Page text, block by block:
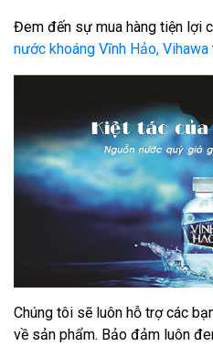
Đem đến sự mua hàng tiện lợi
nước khoáng Vĩnh Hảo, Vihawa
Chúng tôi sẽ luôn hỗ trợ các
về sản phẩm. Bảo đảm luôn